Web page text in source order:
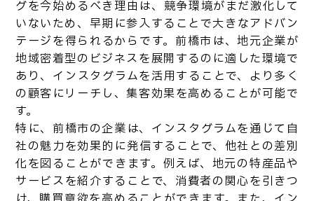
グを今始めるべき理由は、競争環境がまだ激化して
いないため、早期に参入することで大きなアドバン
テージを得られるからです。前橋市は、地元企業が
地域密着型のビジネスを展開するのに適した環境で
あり、インスタグラムを活用することで、より多く
の顧客にリーチし、集客効果を高めることが可能で
す。
特に、前橋市の企業は、インスタグラムを通じて自
社の魅力を効果的に発信することで、他社との差別
化を図ることができます。例えば、地元の特産品や
サービスを紹介することで、消費者の関心を引きつ